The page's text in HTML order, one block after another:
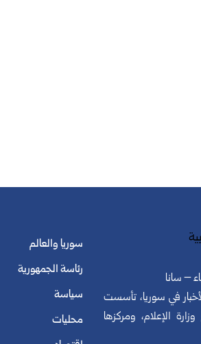
– سانا
في سوريا، تأسست
1965. تتبع وزارة الإعلام، ومركزها
سوريا والعالم
رئاسة الجمهورية
سياسة
محليات